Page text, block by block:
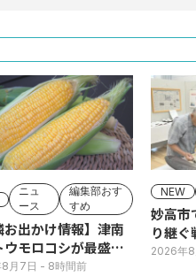
ニュ
ース
編集部おす
すめ
お出かけ情報】津南
ウモロコシが最盛
ロードサイドの直
月7日 - 8時間前
NEW
妙高市
り継
2026年8